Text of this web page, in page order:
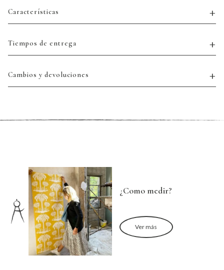
Características
Tiempos de entrega
Cambios y devoluciones
¿Como medir?
Ver más